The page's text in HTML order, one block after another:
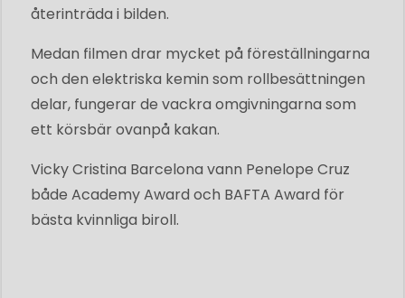
återinträda i bilden.
Medan filmen drar mycket på föreställningarna
och den elektriska kemin som rollbesättningen
delar, fungerar de vackra omgivningarna som
ett körsbär ovanpå kakan.
Vicky Cristina Barcelona vann Penelope Cruz
både Academy Award och BAFTA Award för
bästa kvinnliga biroll.